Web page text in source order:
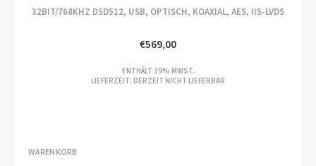
32BIT/768KHZ DSD512, USB, OPTISCH, KOAXIAL, AES, IIS-LVDS
€569,00
ENTHÄLT 19% MWST.
LIEFERZEIT: DERZEIT NICHT LIEFERBAR
WARENKORB